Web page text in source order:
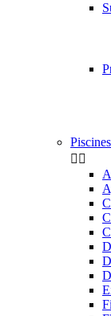
 